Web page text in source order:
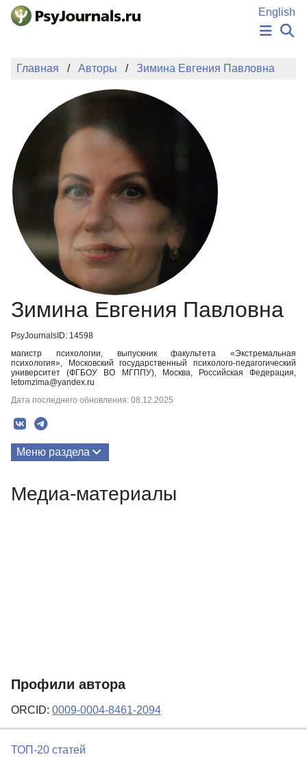
Перейти к основному содержанию
English
НОВОСТИ
АВТОРЫ
ПОДАТЬ РУКОПИСЬ
БАЗА ЗНАНИЙ
КЛЮЧЕВЫЕ СЛОВА
Регистрация
Главная Авторы Зимина Евгения Павловна
Зимина Евгения Павловна
PsyJournalsID: 14598
магистр психологии, выпускник факультета «Экстремальная
психология», Московский государственный психолого-педагогический
университет (ФГБОУ ВО МГППУ), Москва, Российская Федерация,
letomzima@yandex.ru
Дата последнего обновления: 08.12.2025
Меню раздела
Медиа-материалы
Медиа-материалы
Профили автора
ORCID: 0009-0004-8461-2094
ТОП-20 статей